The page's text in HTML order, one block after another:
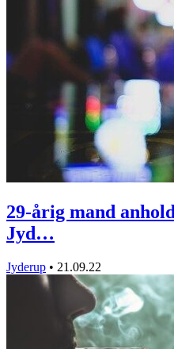
29-årig mand
Jyd…
Jyderup • 21.09.22